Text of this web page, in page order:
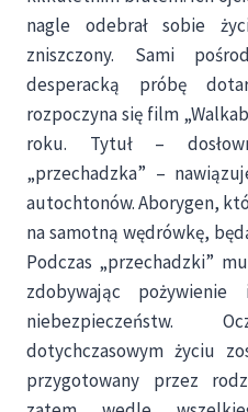
nagle odebrał sobie
zniszczony. Sami
desperacką próbę
rozpoczyna się film
roku. Tytuł –
„przechadzka” –
autochtonów. Aborygen,
na samotną wędrówkę,
Podczas „przechadzki”
zdobywając
niebezpieczeństw.
dotychczasowym życiu
przygotowany przez